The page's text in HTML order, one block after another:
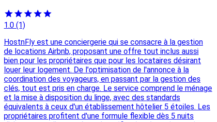
1.0 (1)
HostnFly est une conciergerie qui se consacre à la gestion
de locations Airbnb, proposant une offre tout inclus aussi
bien pour les propriétaires que pour les locataires désirant
louer leur logement. De l'optimisation de l'annonce à la
coordination des voyageurs, en passant par la gestion des
clés, tout est pris en charge. Le service comprend le ménage
et la mise à disposition du linge, avec des standards
équivalents à ceux d'un établissement hôtelier 5 étoiles. Les
propriétaires profitent d'une formule flexible dès 5 nuits